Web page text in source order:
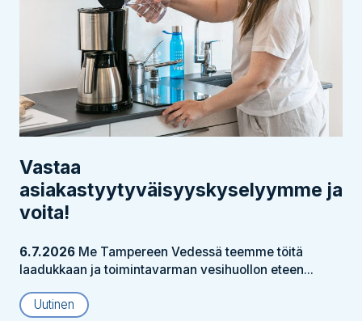
Vastaa
asiakastyytyväisyyskyselyymme ja
voita!
6.7.2026 Me Tampereen Vedessä teemme töitä
laadukkaan ja toimintavarman vesihuollon eteen...
Uutinen